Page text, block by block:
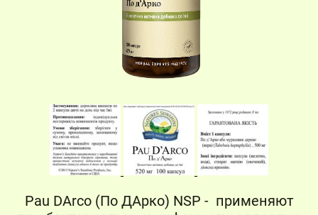
Pau DArco (По ДАрко) NSP - применяют